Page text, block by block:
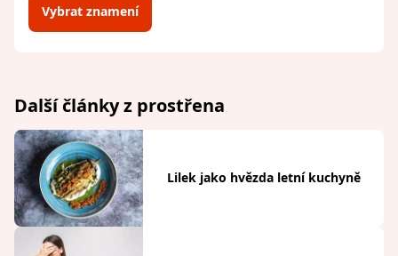
Vybrat znamení
Další články z prostřena
Lilek jako hvězda letní kuchyně